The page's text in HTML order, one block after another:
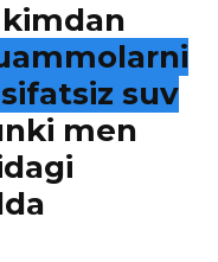
sifatsiz suv
men